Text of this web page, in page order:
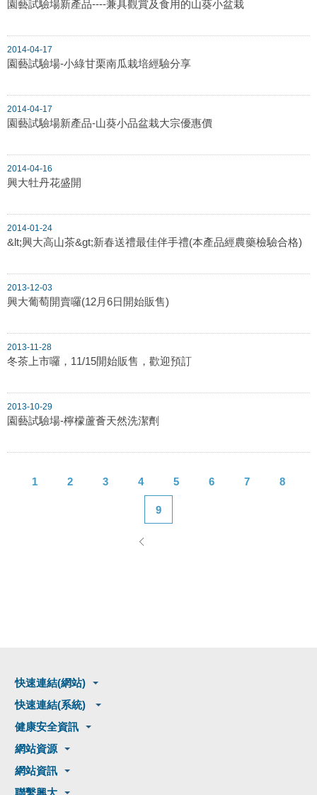
園藝試驗場新產品----兼具觀賞及食用的山葵小盆栽
2014-04-17
園藝試驗場-小綠甘栗南瓜栽培經驗分享
2014-04-17
園藝試驗場新產品-山葵小品盆栽大宗優惠價
2014-04-16
興大牡丹花盛開
2014-01-24
&lt;興大高山茶&gt;新春送禮最佳伴手禮(本產品經農藥檢驗合格)
2013-12-03
興大葡萄開賣囉(12月6日開始販售)
2013-11-28
冬茶上市囉，11/15開始販售，歡迎預訂
2013-10-29
園藝試驗場-檸檬蘆薈天然洗潔劑
1 2 3 4 5 6 7 8
9
快速連結(網站)
快速連結(系統)
健康安全資訊
網站資源
網站資訊
聯繫興大